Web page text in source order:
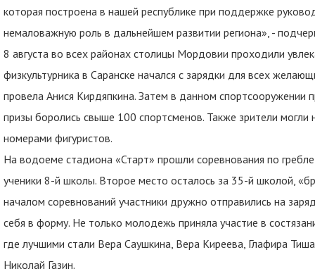
которая построена в нашей республике при поддержке
немаловажную роль в дальнейшем развитии региона», -
8 августа во всех районах столицы Мордовии проходили
физкультурника в Саранске начался с зарядки для всех
провела Анися Кирдяпкина. Затем в данном спортсооружении
призы боролись свыше 100 спортсменов. Также зрители
номерами фигуристов.
На водоеме стадиона «Старт» прошли соревнования по
ученики 8-й школы. Второе место осталось за 35-й школой,
началом соревнований участники дружно отправились на
себя в форму. Не только молодежь приняла участие в
где лучшими стали Вера Саушкина, Вера Киреева, Глафира
Николай Газин.